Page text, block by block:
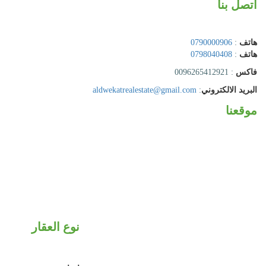
اتصل بنا
هاتف :
0790000906
هاتف :
0798040408
فاكس : 0096265412921
البريد الالكتروني:
aldwekatrealestate@gmail.com
موقعنا
نوع العقار